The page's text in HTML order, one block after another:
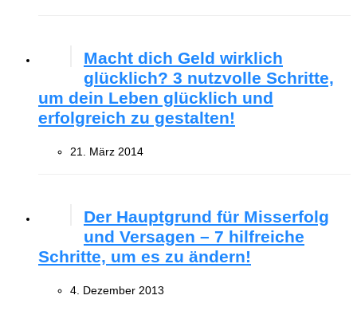
Macht dich Geld wirklich
glücklich? 3 nutzvolle Schritte,
um dein Leben glücklich und
erfolgreich zu gestalten!
21. März 2014
Der Hauptgrund für Misserfolg
und Versagen – 7 hilfreiche
Schritte, um es zu ändern!
4. Dezember 2013